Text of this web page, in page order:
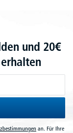
und 20€
an. Für Ihre